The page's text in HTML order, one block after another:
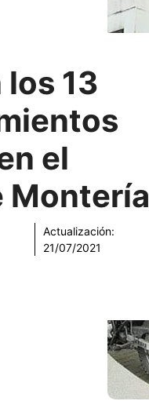
13
el
Montería
Actualización:
21/07/2021